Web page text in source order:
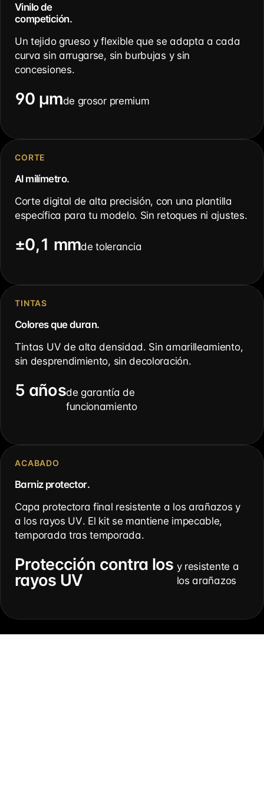
Vinilo de
competición.
Un tejido grueso y flexible que se adapta a cada
curva sin arrugarse, sin burbujas y sin
concesiones.
90 µmde grosor premium
CORTE
Al milímetro.
Corte digital de alta precisión, con una plantilla
específica para tu modelo. Sin retoques ni ajustes.
±0,1 mmde tolerancia
TINTAS
Colores que duran.
Tintas UV de alta densidad. Sin amarilleamiento,
sin desprendimiento, sin decoloración.
5 añosde garantía de
funcionamiento
ACABADO
Barniz protector.
Capa protectora final resistente a los arañazos y
a los rayos UV. El kit se mantiene impecable,
temporada tras temporada.
Protección contra los
rayos UV
y resistente a
los arañazos